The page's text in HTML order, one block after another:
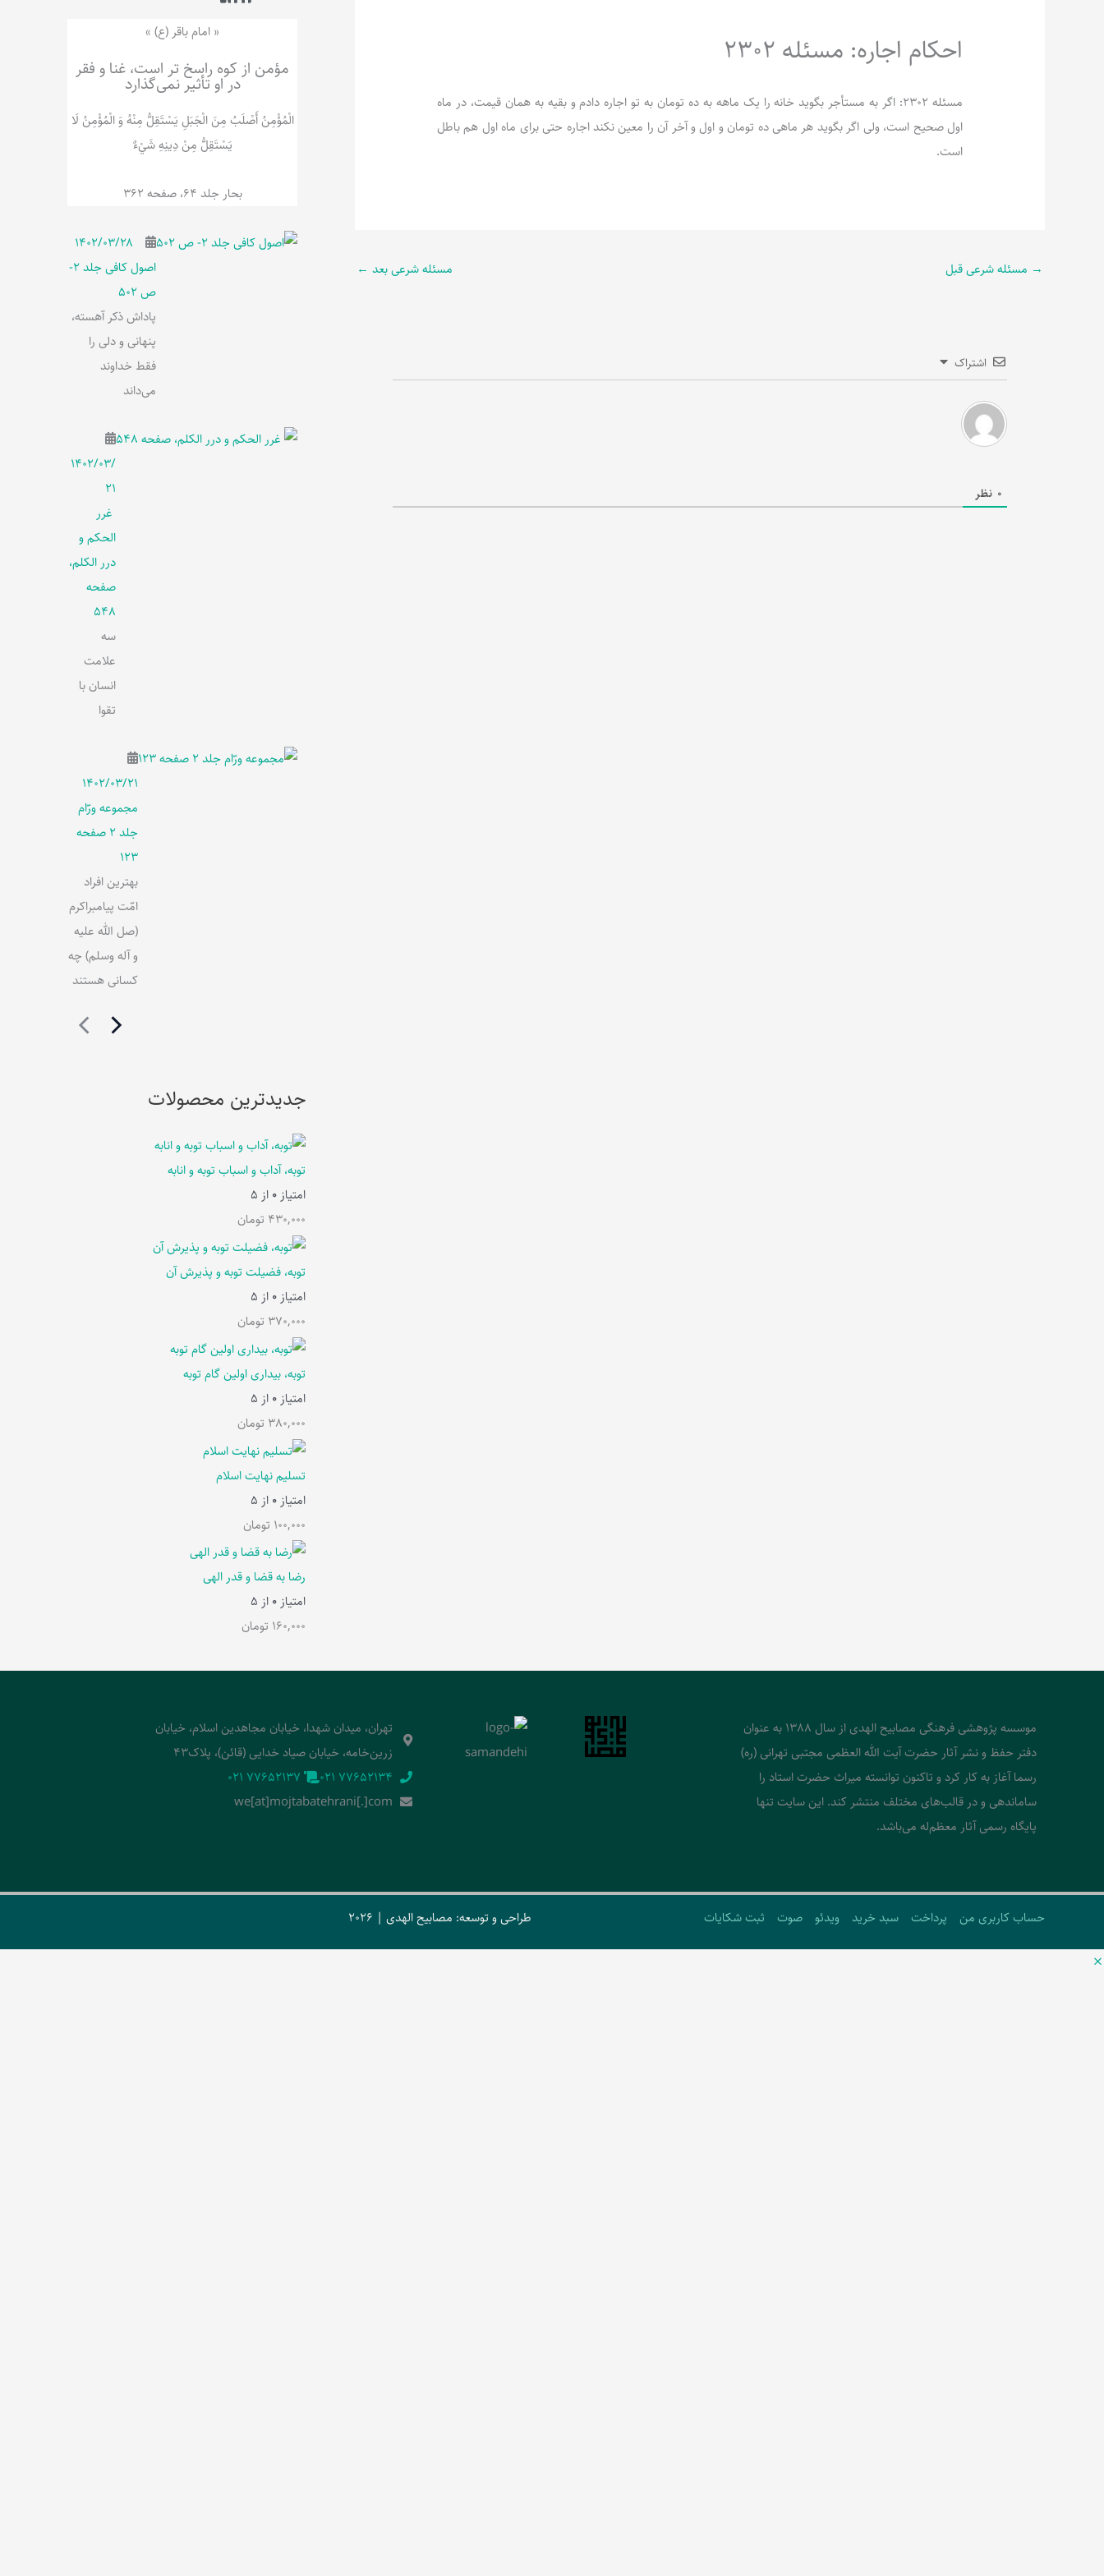
ه
احکام اجاره: مسئله 2302
مسئله 2302: اگر به مستأجر بگوید خانه را یک ماهه به ده تومان به تو اجاره دادم و بقیه به همان قیمت، در ماه
اول صحیح است، ولی اگر بگوید هر ماهی ده تومان و اول و آخر آن را معین نکند اجاره حتی برای ماه اول هم باطل
است.
→ مسئله شرعی قبل مسئله شرعی بعد ←
اشتراک
0 نظر
« امام باقر (ع) »
مؤمن از کوه راسخ تر است، غنا و فقر
در او تأثیر نمی‌گذارد
الْمُؤْمِنُ‌ أَصْلَبُ‌ مِنَ‌ الْجَبَلِ‌ یَسْتَقِلُّ مِنْهُ وَ الْمُؤْمِنُ لَا
يَسْتَقِلُّ مِنْ دِينِهِ شَيْ‌ءٌ
بحار جلد 64، صفحه 362
۱۴۰۲/۰۳/۲۸
اصول کافی جلد 2-
ص 502
پاداش ذکر آهسته،
پنهانی و دلی را
فقط خداوند
می‌داند
۱۴۰۲/۰۳/
۲۱
غرر
الحکم و
درر الکلم،
صفحه
548
سه
علامت
انسان با
تقوا
۱۴۰۲/۰۳/۲۱
مجموعه ورّام
جلد 2 صفحه
123
بهترین افراد
امّت پیامبراکرم
(صل الله علیه
و آله وسلم) چه
کسانی هستند
جدیدترین محصولات
توبه، آداب و اسباب توبه و انابه
امتیاز 0 از 5
430,000 تومان
توبه، فضیلت توبه و پذیرش آن
امتیاز 0 از 5
370,000 تومان
توبه، بیداری اولین گام توبه
امتیاز 0 از 5
380,000 تومان
تسلیم نهایت اسلام
امتیاز 0 از 5
100,000 تومان
رضا به قضا و قدر الهی
امتیاز 0 از 5
160,000 تومان
موسسه پژوهشی فرهنگی مصابیح الهدی از سال 1388 به عنوان
دفتر حفظ و نشر آثار حضرت آیت الله العظمی مجتبی تهرانی (ره)
رسما آغاز به کار کرد و تاکنون توانسته میراث حضرت استاد را
ساماندهی و در قالب‌های مختلف منتشر کند. این سایت تنها
پایگاه رسمی آثار معظم‌له می‌باشد.
تهران، میدان شهدا، خیابان مجاهدین اسلام، خیابان
زرین‌خامه، خیابان صیاد خدایی (قائن)، پلاک43
‭021 77652134‬
‭021 77652137‬
we[at]mojtabatehrani[.]com
حساب کاربری من پرداخت سبد خرید ویدئو صوت ثبت شکایات طراحی و توسعه: مصابیح الهدی | 2026